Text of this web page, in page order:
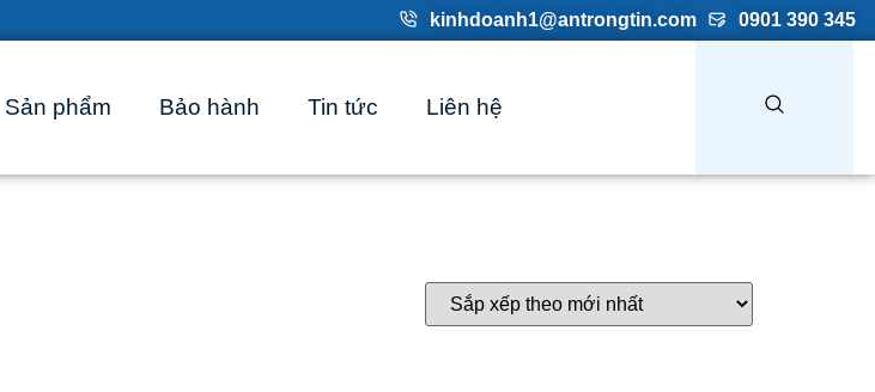
kinhdoanh1@antrongtin.com 0901 390 345
Sản phẩm Bảo hành Tin tức Liên hệ